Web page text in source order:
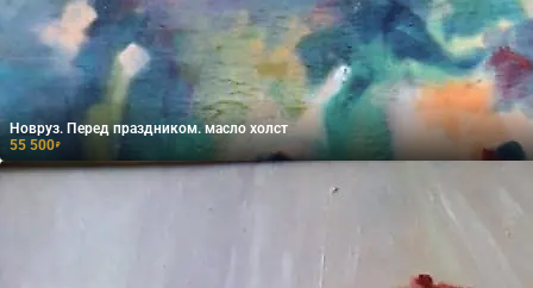
Новруз. Перед праздником. масло холст
55 500₽